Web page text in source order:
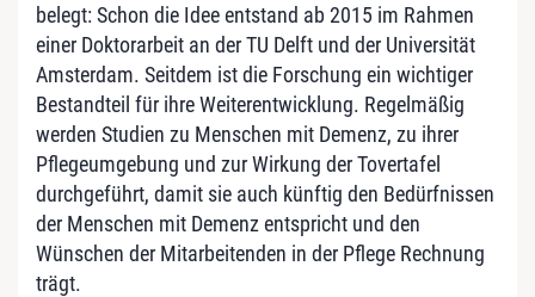
belegt: Schon die Idee entstand ab 2015 im Rahmen
einer Doktorarbeit an der TU Delft und der Universität
Amsterdam. Seitdem ist die Forschung ein wichtiger
Bestandteil für ihre Weiterentwicklung. Regelmäßig
werden Studien zu Menschen mit Demenz, zu ihrer
Pflegeumgebung und zur Wirkung der Tovertafel
durchgeführt, damit sie auch künftig den Bedürfnissen
der Menschen mit Demenz entspricht und den
Wünschen der Mitarbeitenden in der Pflege Rechnung
trägt.